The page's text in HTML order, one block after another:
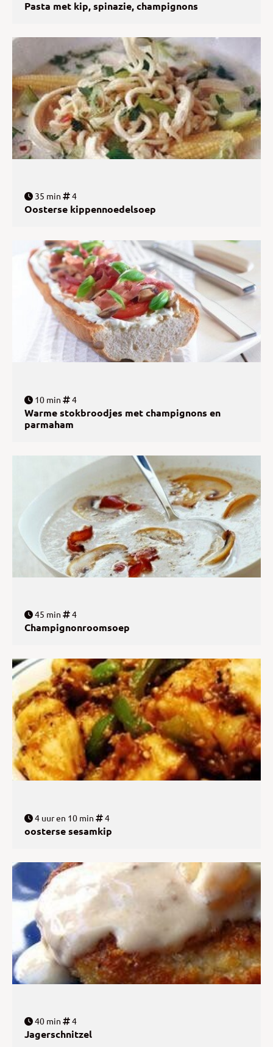
Pasta met kip, spinazie, champignons
35 min 4
Oosterse kippennoedelsoep
10 min 4
Warme stokbroodjes met champignons en
parmaham
45 min 4
Champignonroomsoep
4 uur en 10 min 4
oosterse sesamkip
40 min 4
Jagerschnitzel